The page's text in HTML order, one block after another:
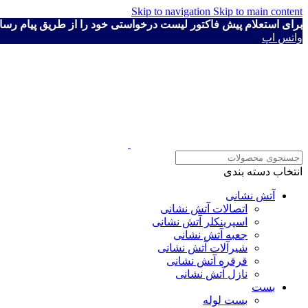
Skip to navigation Skip to main content
برای استعلام پیش فاکتور لیست درخواستی خود را از طریق پیام رسان ها به شماره
واتس اپ
انتخاب دسته بندی
آتش نشانی
اتصالات آتش نشانی
اسپرینکلر آتش نشانی
جعبه آتش نشانی
شیرآلات آتش نشانی
قرقره آتش نشانی
نازل آتش نشانی
بست
بست لوله